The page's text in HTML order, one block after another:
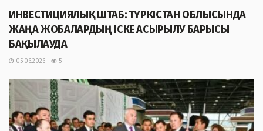
ИНВЕСТИЦИЯЛЫҚ ШТАБ: ТҮРКІСТАН ОБЛЫСЫНДА
ЖАҢА ЖОБАЛАРДЫҢ ІСКЕ АСЫРЫЛУ БАРЫСЫ
БАҚЫЛАУДА
05.06.2026 5